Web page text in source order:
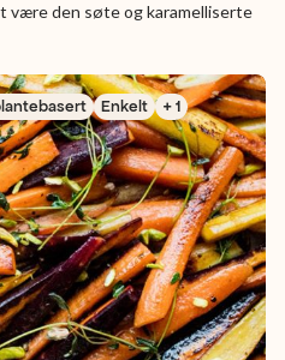
være den søte og karamelliserte
Enkelt + 1